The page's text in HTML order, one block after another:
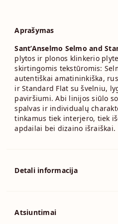
Aprašymas
Sant’Anselmo Selmo and
plytos ir plonos klinkerio
skirtingomis tekstūromis:
autentiškai amatininkiška,
ir Standard Flat su švelniu,
paviršiumi. Abi linijos siūlo
spalvas ir individualų
tinkamus tiek interjero, tiek
apdailai bei dizaino išraiškai.
Detali informacija
Išmatavimai
Atsiuntimai